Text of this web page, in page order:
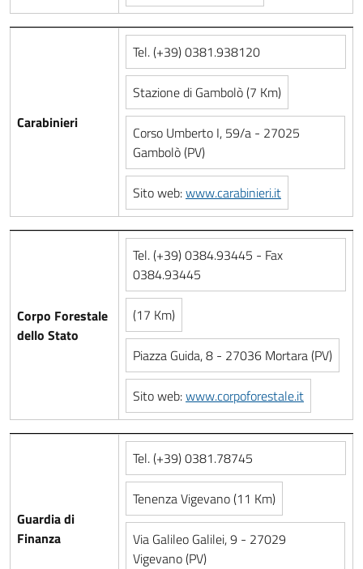
Carabinieri
Tel. (+39) 0381.938120
Stazione di Gambolò (7 Km)
Corso Umberto I, 59/a - 27025
Gambolò (PV)
Sito web:www.carabinieri.it
Corpo Forestale
dello Stato
Tel. (+39) 0384.93445 - Fax
0384.93445
(17 Km)
Piazza Guida, 8 - 27036 Mortara (PV)
Sito web:www.corpoforestale.it
Guardia di
Finanza
Tel. (+39) 0381.78745
Tenenza Vigevano (11 Km)
Via Galileo Galilei, 9 - 27029
Vigevano (PV)